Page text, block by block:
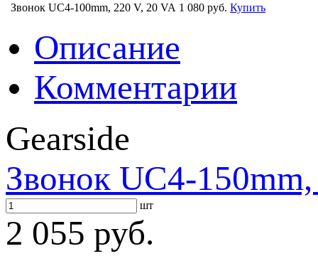
Звонок UC4-100mm, 220 V, 20 VA 1 080 руб. Купить
Описание
Комментарии
Gearside
Звонок UC4-
шт
2 055 руб.